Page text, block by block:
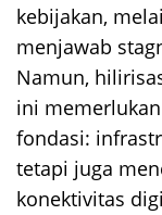
kebijakan,
menjawab
Namun,
ini
fondasi:
tetapi juga
konektivitas